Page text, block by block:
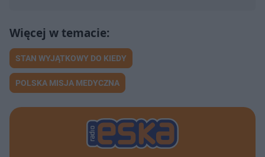
STAN WYJĄTKOWY DO KIEDY
POLSKA MISJA MEDYCZNA